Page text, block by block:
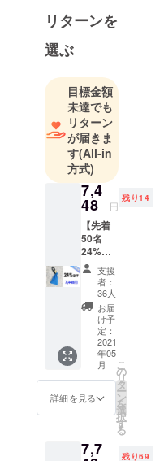
取り入れ、
り便利に、
る生活に貢
献します。
今後も世界
中に埋もれ
ている優れ
た商品をオ
リジナル商
品を揃え、
生活の発展
と向上に大
きく貢献で
きると考え
ています。
リターンを
選ぶ
目標金額
未達でも
リターン
が届きま
す(All-in
方式)
7,4
48 円
残り14
【先着
50名
24%OF
F】
ポータ
ブル金
庫×１
点
9,800円
→7,448
円 *送料
込み 内
容 トラ
ビス本
体×1 鍵
×1
支援
者：
36人
お届
け予
定：
2021
年05
月
詳細を見る
こ
の
リ
タ
ー
ン
を
選
択
す
る
7,7 残り69